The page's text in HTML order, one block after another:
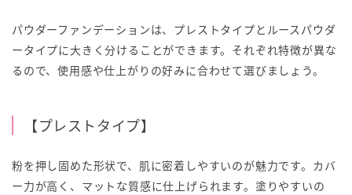
パウダーファンデーションは、プレストタイプとルースパウダ
ータイプに大きく分けることができます。それぞれ特徴が異な
るので、使用感や仕上がりの好みに合わせて選びましょう。
【プレストタイプ】
粉を押し固めた形状で、肌に密着しやすいのが魅力です。カバ
ー力が高く、マットな質感に仕上げられます。塗りやすいの